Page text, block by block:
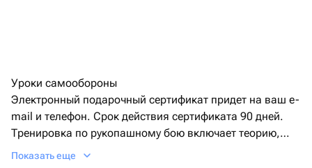
Уроки самообороны
Электронный подарочный сертификат придет на ваш e-
mail и телефон. Срок действия сертификата 90 дней.
Тренировка по рукопашному бою включает теорию,
мастер-класс и отработку приемов.
Показать еще